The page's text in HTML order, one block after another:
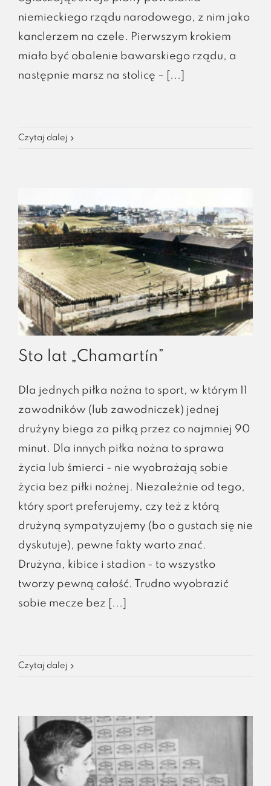
niemieckiego rządu narodowego, z nim jako
kanclerzem na czele. Pierwszym krokiem
miało być obalenie bawarskiego rządu, a
następnie marsz na stolicę – [...]
Czytaj dalej
Sto lat „Chamartín”
Dla jednych piłka nożna to sport, w którym 11
zawodników (lub zawodniczek) jednej
drużyny biega za piłką przez co najmniej 90
minut. Dla innych piłka nożna to sprawa
życia lub śmierci - nie wyobrażają sobie
życia bez piłki nożnej. Niezależnie od tego,
który sport preferujemy, czy też z którą
drużyną sympatyzujemy (bo o gustach się nie
dyskutuje), pewne fakty warto znać.
Drużyna, kibice i stadion - to wszystko
tworzy pewną całość. Trudno wyobrazić
sobie mecze bez [...]
Czytaj dalej